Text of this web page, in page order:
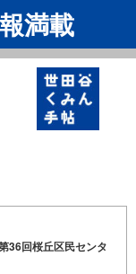
満載
回桜丘区民センタ